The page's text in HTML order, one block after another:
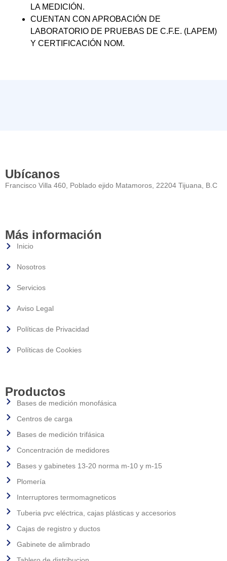
LA MEDICIÓN.
CUENTAN CON APROBACIÓN DE
LABORATORIO DE PRUEBAS DE C.F.E. (LAPEM)
Y CERTIFICACIÓN NOM.
Ubícanos
Francisco Villa 460, Poblado ejido Matamoros, 22204 Tijuana, B.C
Más información
Inicio
Nosotros
Servicios
Aviso Legal
Políticas de Privacidad
Políticas de Cookies
Productos
Bases de medición monofásica
Centros de carga
Bases de medición trifásica
Concentración de medidores
Bases y gabinetes 13-20 norma m-10 y m-15
Plomería
Interruptores termomagneticos
Tuberia pvc eléctrica, cajas plásticas y accesorios
Cajas de registro y ductos
Gabinete de alimbrado